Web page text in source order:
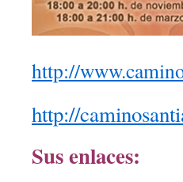
http://
http://
Sus enlaces: